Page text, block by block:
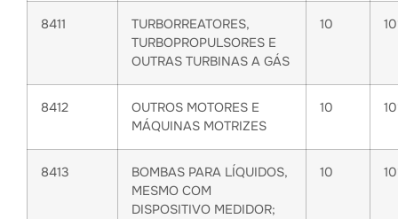
8411
TURBORREATORES,
TURBOPROPULSORES E
OUTRAS TURBINAS A GÁS
10
8412
OUTROS MOTORES E
MÁQUINAS MOTRIZES
10
8413
BOMBAS PARA LÍQUIDOS,
MESMO COM
DISPOSITIVO MEDIDOR;
10